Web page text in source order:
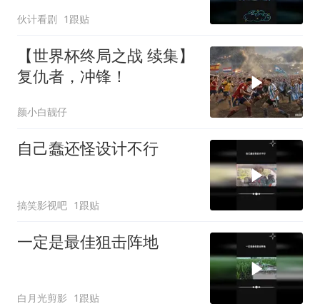
伙计看剧 1跟贴
【世界杯终局之战 续集】
复仇者，冲锋！
颜小白靓仔
自己蠢还怪设计不行
搞笑影视吧 1跟贴
一定是最佳狙击阵地
白月光剪影 1跟贴